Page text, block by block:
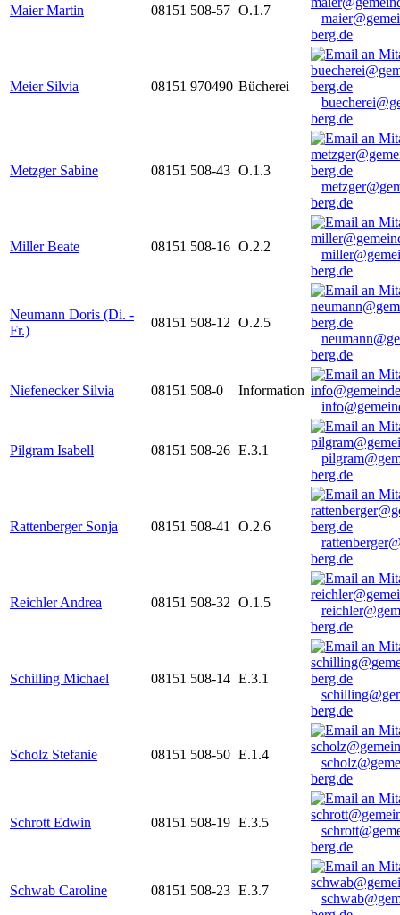
Maier Martin 08151 508-57 O.1.7
berg.de
Meier Silvia 08151 970490 Bücherei
berg.de
Metzger Sabine 08151 508-43 O.1.3
berg.de
Miller Beate 08151 508-16 O.2.2
berg.de
Neumann Doris (Di. -
Fr.)
08151 508-12 O.2.5
berg.de
Niefenecker Silvia 08151 508-0
Information
Pilgram Isabell 08151 508-26 E.3.1
berg.de
Rattenberger Sonja 08151 508-41
O.2.6
berg.de
Reichler Andrea 08151 508-32 O.1.5
berg.de
Schilling Michael 08151 508-14 E.3.1
berg.de
Scholz Stefanie 08151 508-50 E.1.4
berg.de
Schrott Edwin 08151 508-19 E.3.5
berg.de
Schwab Caroline 08151 508-23 E.3.7